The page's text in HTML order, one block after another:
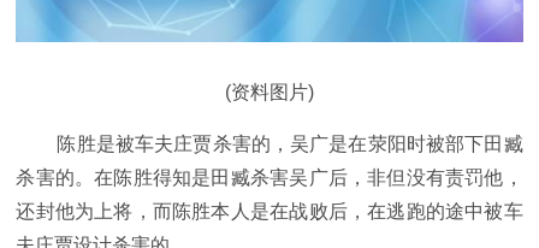
(资料图片)
陈胜是被车夫庄贾杀害的，吴广是在荥阳时被部下田臧
杀害的。在陈胜得知是田臧杀害吴广后，非但没有责罚他，
还封他为上将，而陈胜本人是在战败后，在逃跑的途中被车